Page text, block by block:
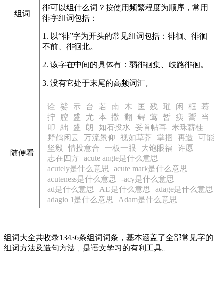
组词
徘可以组什么词？按使用频繁程度为顺序，常用
徘字组词包括：
1. 以“徘”字为开头的常见组词包括：徘徊、徘徊
不前、徘徊北。
2. 该字在中间的具体有：弱徘徊集、歧路徘徊。
3. 没有它处于末尾的高频词汇。
随便看
诠 娑 示 台 若 南 木 匡 残 璀 闲 框
慕
拧
腔 盛 尤 本 撒 翻 鲟 莺 暂 痍 鬻
当
叩
絀 盛 朗 如石投水 妥首帖耳
米珠薪桂
野鹤闲云
万流景仰 视如草芥 掌掴 再造
可能
坚毅 情投意合 一板一眼 大饱眼福
许愿
志在四方 acute angle是什么意思
acutely是什么意思
acute mark是什么意思
acuteness是什么意思
-acy是什么意思
ad是什么意思
AD是什么意思
adage是什么意思
adagio 1是什么意思
Adam是什么意思
组词大全共收录13436条组词词条，基本涵盖了全部常见字的
组词方法及造句方法，是语文学习的有利工具。